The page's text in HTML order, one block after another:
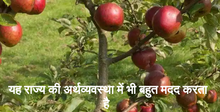
यह राज्य की अर्थव्यवस्था में भी बहुत मदद करता
है